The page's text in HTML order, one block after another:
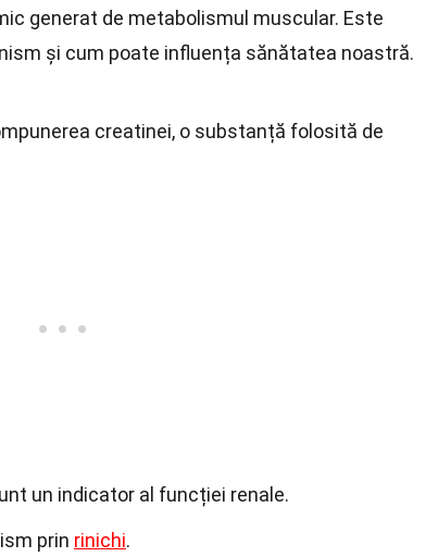
generat de metabolismul muscular. Este
și cum poate influența sănătatea noastră.
creatinei, o substanță folosită de
un indicator al funcției renale.
prin rinichi.